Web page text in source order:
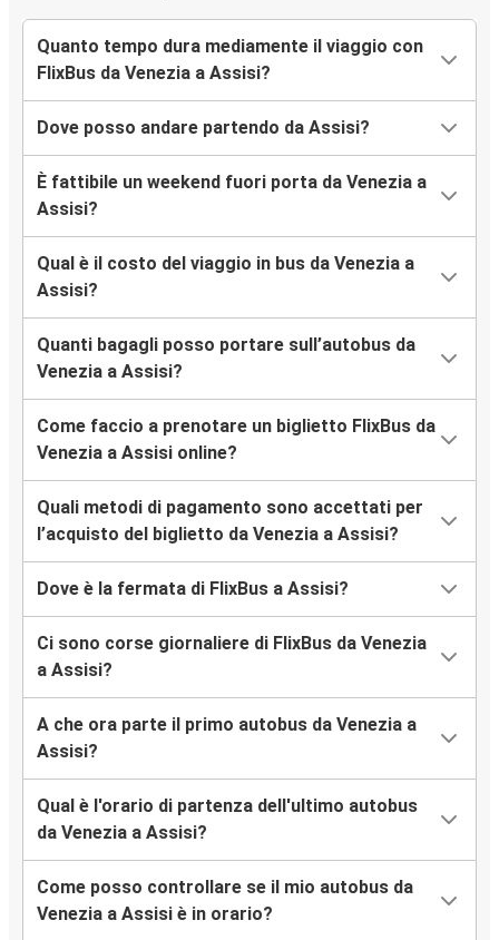
Quanto tempo dura mediamente il viaggio con
FlixBus da Venezia a Assisi?
Dove posso andare partendo da Assisi?
È fattibile un weekend fuori porta da Venezia a
Assisi?
Qual è il costo del viaggio in bus da Venezia a
Assisi?
Quanti bagagli posso portare sull’autobus da
Venezia a Assisi?
Come faccio a prenotare un biglietto FlixBus da
Venezia a Assisi online?
Quali metodi di pagamento sono accettati per
l’acquisto del biglietto da Venezia a Assisi?
Dove è la fermata di FlixBus a Assisi?
Ci sono corse giornaliere di FlixBus da Venezia
a Assisi?
A che ora parte il primo autobus da Venezia a
Assisi?
Qual è l'orario di partenza dell'ultimo autobus
da Venezia a Assisi?
Come posso controllare se il mio autobus da
Venezia a Assisi è in orario?